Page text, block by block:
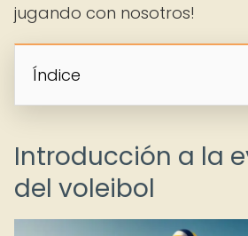
jugando con nosotros!
Índice
Introducción a la
del voleibol